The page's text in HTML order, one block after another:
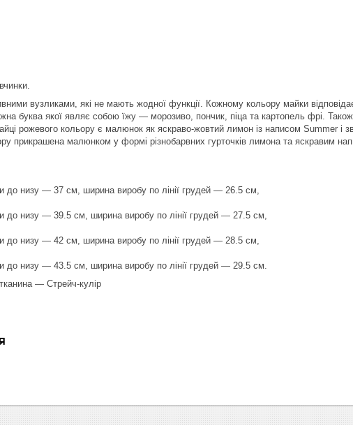
вузликами, які не мають жодної функції. Кожному кольору майки
буква якої являє собою їжу — морозиво, пончик, піца та картопель фрі.
рожевого кольору є малюнок як яскраво-жовтий лимон із написом Summer і
прикрашена малюнком у формі різнобарвних гурточків лимона та яскравим
до низу — 37 см, ширина виробу по лінії грудей — 26.5 см,
до низу — 39.5 см, ширина виробу по лінії грудей — 27.5 см,
до низу — 42 см, ширина виробу по лінії грудей — 28.5 см,
до низу — 43.5 см, ширина виробу по лінії грудей — 29.5 см.
— Стрейч-кулір